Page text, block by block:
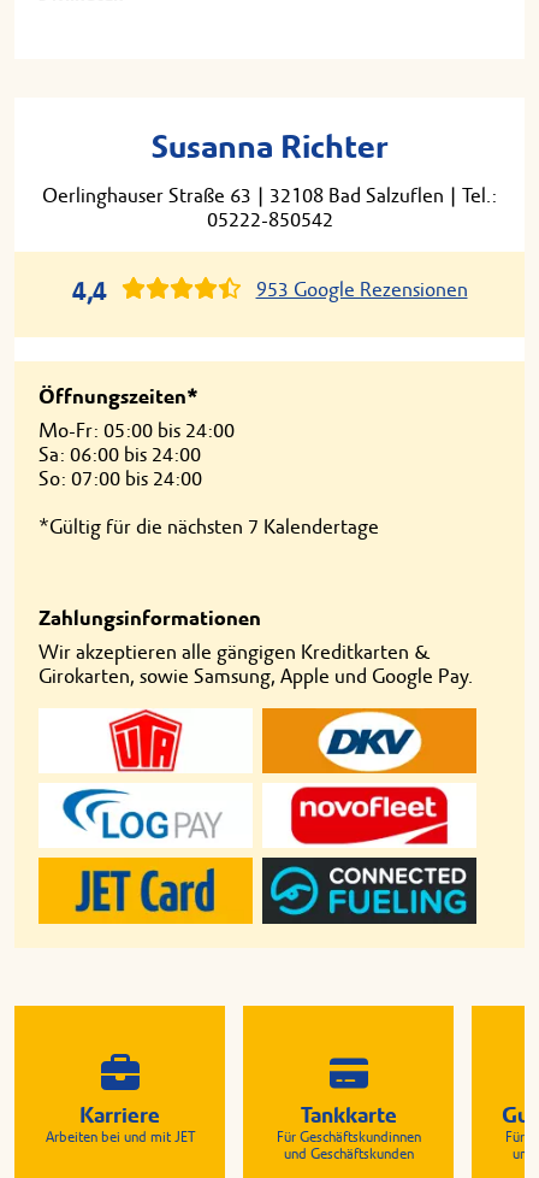
Susanna Richter
Oerlinghauser Straße 63 | 32108 Bad Salzuflen | Tel.:
05222-850542
4,4 953 Google Rezensionen
Öffnungszeiten*
Mo-Fr: 05:00 bis 24:00
Sa: 06:00 bis 24:00
So: 07:00 bis 24:00
*Gültig für die nächsten 7 Kalendertage
Zahlungsinformationen
Wir akzeptieren alle gängigen Kreditkarten &
Girokarten, sowie Samsung, Apple und Google Pay.
Karriere
Arbeiten bei und mit JET
Tankkarte
Für Geschäftskundinnen
und Geschäftskunden
Für
und